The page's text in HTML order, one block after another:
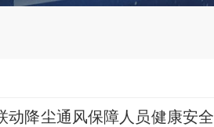
降尘通风保障人员健康安全